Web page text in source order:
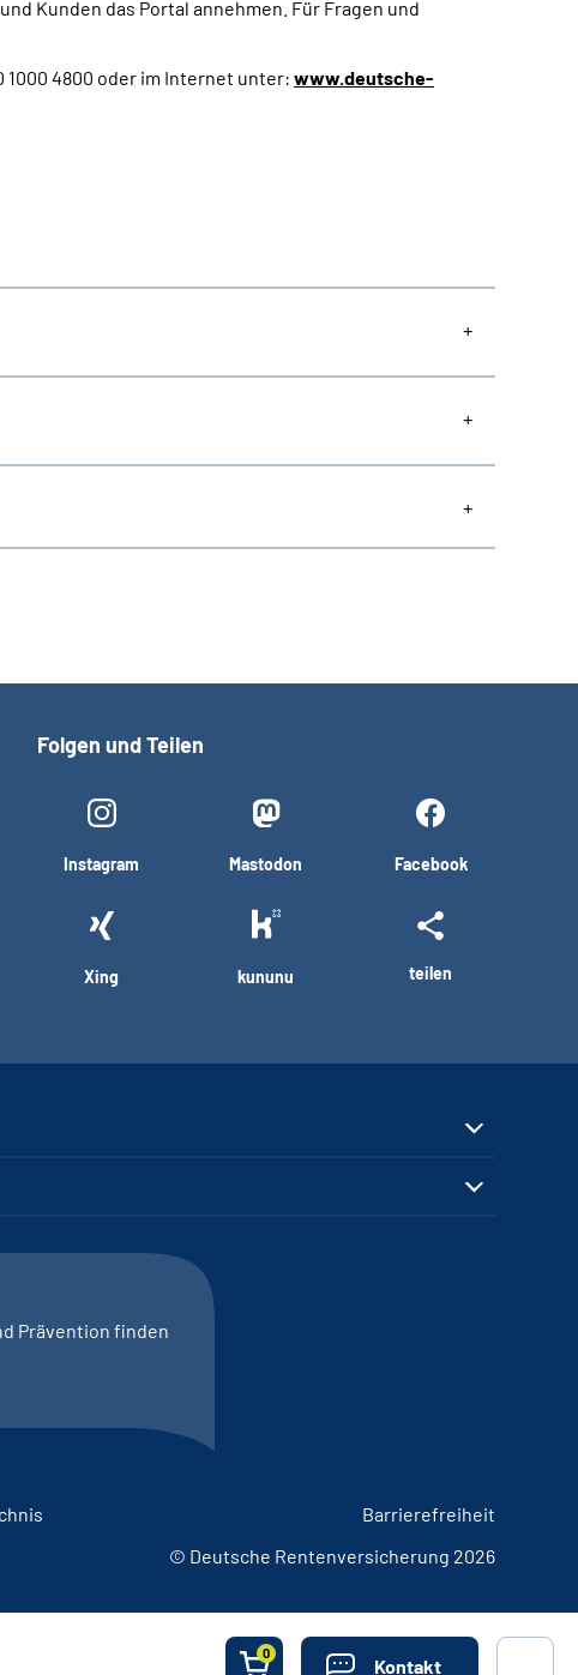
Kunden das Portal annehmen. Für Fragen und
4800 oder im Internet unter: www.deutsche-
0
Kontakt
Folgen und Teilen
Instagram Mastodon Facebook
Xing kununu teilen
Prävention finden
Barrierefreiheit
© Deutsche Rentenversicherung 2026